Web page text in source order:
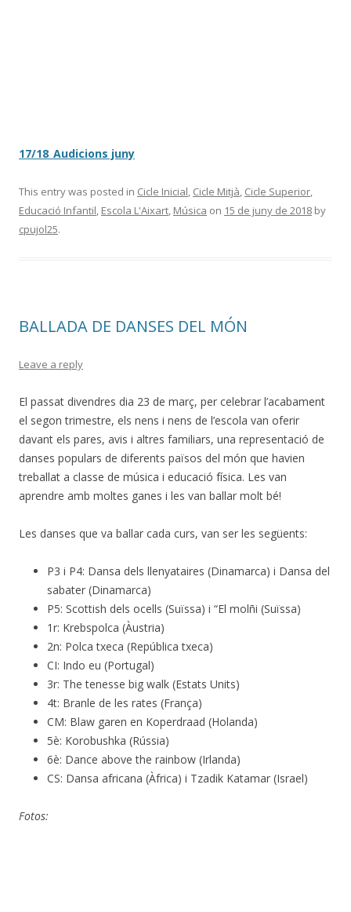
17/18_Audicions juny
This entry was posted in Cicle Inicial, Cicle Mitjà, Cicle Superior,
Educació Infantil, Escola L'Aixart, Música on 15 de juny de 2018 by
cpujol25.
BALLADA DE DANSES DEL MÓN
Leave a reply
El passat divendres dia 23 de març, per celebrar l’acabament
el segon trimestre, els nens i nens de l’escola van oferir
davant els pares, avis i altres familiars, una representació de
danses populars de diferents països del món que havien
treballat a classe de música i educació física. Les van
aprendre amb moltes ganes i les van ballar molt bé!
Les danses que va ballar cada curs, van ser les següents:
P3 i P4: Dansa dels llenyataires (Dinamarca) i Dansa del
sabater (Dinamarca)
P5: Scottish dels ocells (Suïssa) i “El molñi (Suïssa)
1r: Krebspolca (Àustria)
2n: Polca txeca (República txeca)
CI: Indo eu (Portugal)
3r: The tenesse big walk (Estats Units)
4t: Branle de les rates (França)
CM: Blaw garen en Koperdraad (Holanda)
5è: Korobushka (Rússia)
6è: Dance above the rainbow (Irlanda)
CS: Dansa africana (Àfrica) i Tzadik Katamar (Israel)
Fotos: